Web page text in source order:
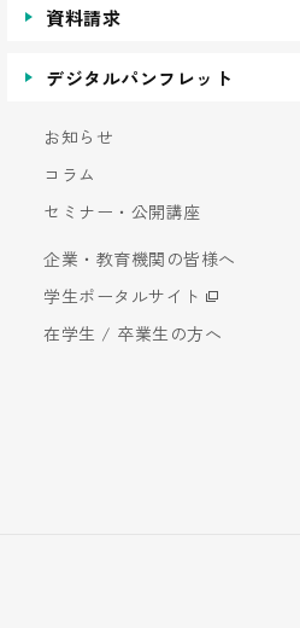
資料請求
デジタルパンフレット
お知らせ
コラム
セミナー・公開講座
企業・教育機関の皆様へ
学生ポータルサイト
在学生 / 卒業生の方へ